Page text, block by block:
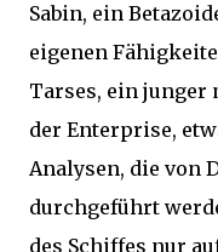
Sabin, ein
eigenen
Tarses, ein
der Enterprise,
Analysen, die von
durchgeführt
des Schiffes nur